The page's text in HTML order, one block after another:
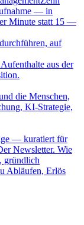
— in
Minute statt 15 —
auf
aus der
die Menschen,
KI-Strategie,
— kuratiert für
Newsletter. Wie
gründlich
Abläufen, Erlös